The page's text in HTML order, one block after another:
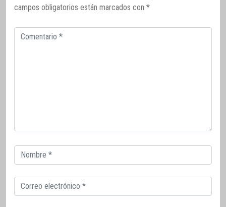
campos obligatorios están marcados con *
Comentario
Correo
electrónico
Correo
electrónico